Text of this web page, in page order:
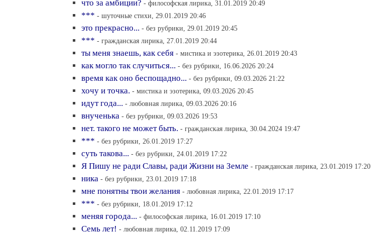
что за амбиции? - философская лирика, 31.01.2019 20:49
*** - шуточные стихи, 29.01.2019 20:46
это прекрасно... - без рубрики, 29.01.2019 20:45
*** - гражданская лирика, 27.01.2019 20:44
ты меня знаешь, как себя - мистика и эзотерика, 26.01.2019 20:43
как могло так случиться... - без рубрики, 16.06.2026 20:24
время как оно беспощадно... - без рубрики, 09.03.2026 21:22
хочу и точка. - мистика и эзотерика, 09.03.2026 20:45
идут года... - любовная лирика, 09.03.2026 20:16
внученька - без рубрики, 09.03.2026 19:53
нет. такого не может быть. - гражданская лирика, 30.04.2024 19:47
*** - без рубрики, 26.01.2019 17:27
суть такова... - без рубрики, 24.01.2019 17:22
Я Пишу не ради Славы, ради Жизни на Земле - гражданская лирика, 23.01.2019 17:20
ника - без рубрики, 23.01.2019 17:18
мне понятны твои желания - любовная лирика, 22.01.2019 17:17
*** - без рубрики, 18.01.2019 17:12
меняя города... - философская лирика, 16.01.2019 17:10
Семь лет! - любовная лирика, 02.11.2019 17:09